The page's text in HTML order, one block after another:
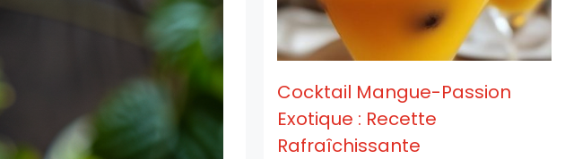
Cocktail Mangue-Passion
Exotique : Recette
Rafraîchissante